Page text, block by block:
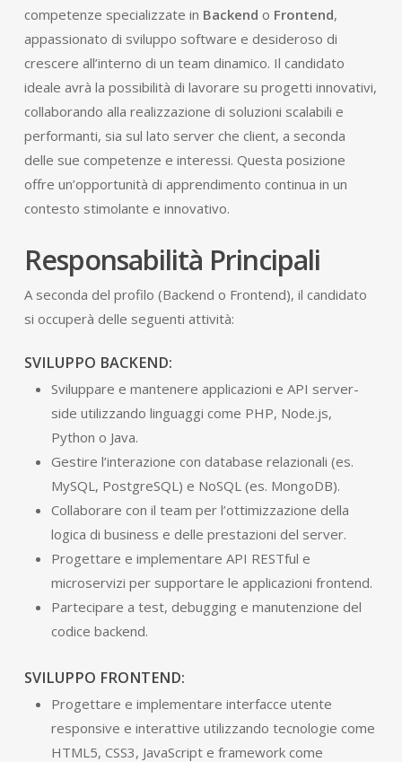
competenze specializzate in Backend o Frontend,
appassionato di sviluppo software e desideroso di
crescere all’interno di un team dinamico. Il candidato
ideale avrà la possibilità di lavorare su progetti innovativi,
collaborando alla realizzazione di soluzioni scalabili e
performanti, sia sul lato server che client, a seconda
delle sue competenze e interessi. Questa posizione
offre un’opportunità di apprendimento continua in un
contesto stimolante e innovativo.
Responsabilità Principali
A seconda del profilo (Backend o Frontend), il candidato
si occuperà delle seguenti attività:
SVILUPPO BACKEND:
Sviluppare e mantenere applicazioni e API server-
side utilizzando linguaggi come PHP, Node.js,
Python o Java.
Gestire l’interazione con database relazionali (es.
MySQL, PostgreSQL) e NoSQL (es. MongoDB).
Collaborare con il team per l’ottimizzazione della
logica di business e delle prestazioni del server.
Progettare e implementare API RESTful e
microservizi per supportare le applicazioni frontend.
Partecipare a test, debugging e manutenzione del
codice backend.
SVILUPPO FRONTEND:
Progettare e implementare interfacce utente
responsive e interattive utilizzando tecnologie come
HTML5, CSS3, JavaScript e framework come